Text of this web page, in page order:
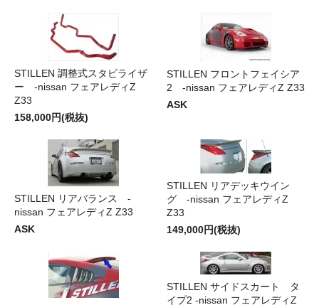
STILLEN 調整式スタビライザ
ー -nissan フェアレディZ
Z33
158,000円(税抜)
STILLEN フロントフェイシア
2 -nissan フェアレディZ Z33
ASK
STILLEN リアバランス -
nissan フェアレディZ Z33
ASK
STILLEN リアデッキウイン
グ -nissan フェアレディZ
Z33
149,000円(税抜)
STILLEN サイドスカート タ
イプ2 -nissan フェアレディZ